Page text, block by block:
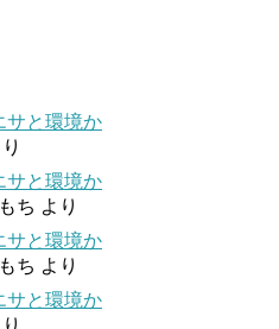
サと環境か
サと環境か
ち より
サと環境か
ち より
サと環境か